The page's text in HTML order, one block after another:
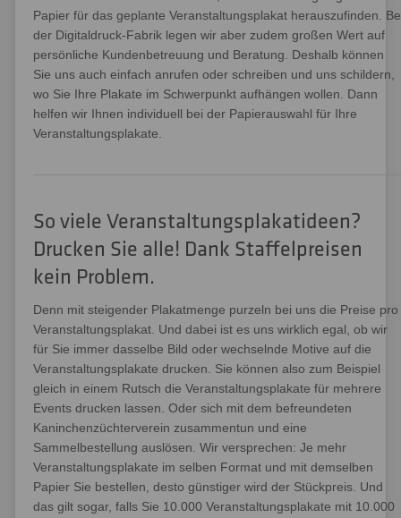
Papier für das geplante Veranstaltungsplakat herauszufinden.
der Digitaldruck-Fabrik legen wir aber zudem großen Wert auf
persönliche Kundenbetreuung und Beratung. Deshalb können
Sie uns auch einfach anrufen oder schreiben und uns schildern,
wo Sie Ihre Plakate im Schwerpunkt aufhängen wollen. Dann
helfen wir Ihnen individuell bei der Papierauswahl für Ihre
Veranstaltungsplakate.
So viele Veranstaltungsplakatideen?
Drucken Sie alle! Dank Staffelpreisen
kein Problem.
Denn mit steigender Plakatmenge purzeln bei uns die Preise pro
Veranstaltungsplakat. Und dabei ist es uns wirklich egal, ob wir
für Sie immer dasselbe Bild oder wechselnde Motive auf die
Veranstaltungsplakate drucken. Sie können also zum Beispiel
gleich in einem Rutsch die Veranstaltungsplakate für mehrere
Events drucken lassen. Oder sich mit dem befreundeten
Kaninchenzüchterverein zusammentun und eine
Sammelbestellung auslösen. Wir versprechen: Je mehr
Veranstaltungsplakate im selben Format und mit demselben
Papier Sie bestellen, desto günstiger wird der Stückpreis. Und
das gilt sogar, falls Sie 10.000 Veranstaltungsplakate mit 10.000